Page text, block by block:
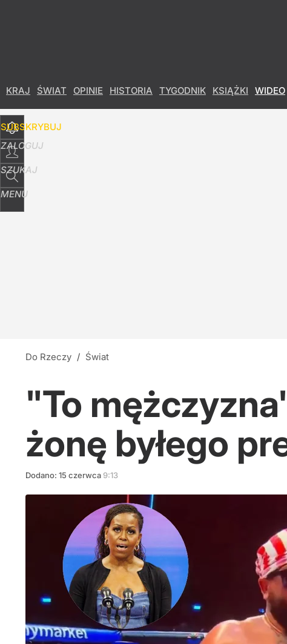
KRAJ ŚWIAT OPINIE HISTORIA TYGODNIK KSIĄŻKI WIDEO
SUBSKRYBUJ
ZALOGUJ
SZUKAJ
MENU
Do Rzeczy / Świat
"To
żonę byłego
Dodano: 15 czerwca 9:13